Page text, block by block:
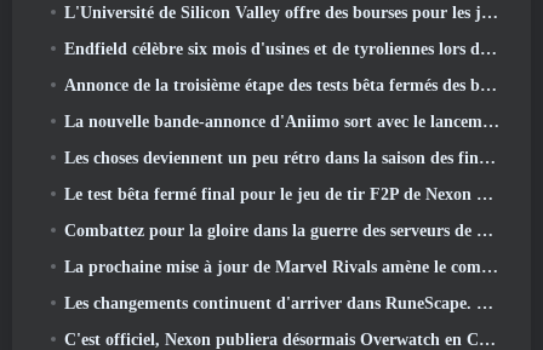
L'Université de Silicon Valley offre des bourses pour les jeux et certaines des exigences sont intéressantes
Endfield célèbre six mois d'usines et de tyroliennes lors de sa prochaine mise à jour
Annonce de la troisième étape des tests bêta fermés des batailles d'infanterie de War Thunder
La nouvelle bande-annonce d'Aniimo sort avec le lancement du dernier test bêta fermé
Les choses deviennent un peu rétro dans la saison des finales 11 Mise à jour
Le test bêta fermé final pour le jeu de tir F2P de Nexon Sudden Attack Zero Point a débuté aujourd'hui
Combattez pour la gloire dans la guerre des serveurs de Lineage II
La prochaine mise à jour de Marvel Rivals amène le combat contre les dieux
Les changements continuent d'arriver dans RuneScape. Cette fois, c'est le logement des joueurs
C'est officiel, Nexon publiera désormais Overwatch en Corée du Sud